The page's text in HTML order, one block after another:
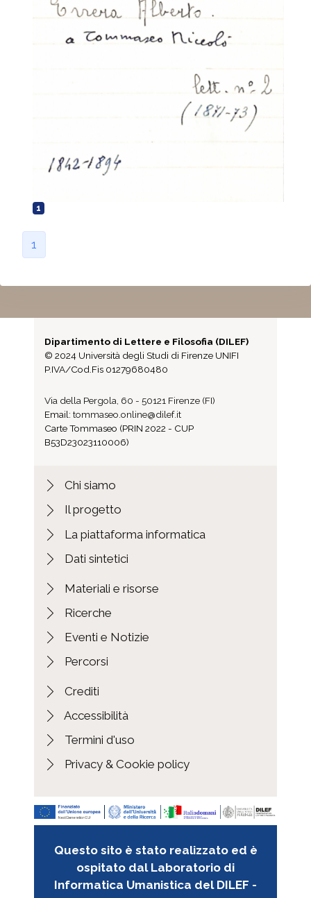
Tommaseo, Niccolò
Fascicolo Ferrari Bravo, Clotilde a
Tommaseo, Niccolò
Fascicolo Ferrari Bravo, Giovanni a
Fascicolo Ferrari Bravo, Sofia a
Niccolò
Niccolò; Tommaseo, Girolamo
Fascicolo Ferruzzi, Doimo a Tommaseo,
Niccolò
Fascicolo Fichert, Luigi a Tommaseo,
Fascicolo Fornoni, Antonio a Tommaseo,
Niccolò
Fascicolo Frari, Angelo a Tommaseo,
Fascicolo Frari, Giuseppe a Tommaseo,
Niccolò; Tommaseo, Girolamo
Fascicolo Frari, Michele a Tommaseo,
Niccolò
Tommaseo, Niccolò
Fascicolo Tommaseo, Niccolò a
Dall'Ongaro
Fascicolo Tommaseo, Niccolò a Errera,
Alberto
Paulo
Fascicolo Tommaseo, Niccolò a Ferrai,
Fascicolo Tommaseo, Niccolò a Ferrari
Bravo, Adolfo
Bravo, Andrea
Bravo, Carlotta
Fascicolo Tommaseo, Niccolò a Ferrari
Fascicolo Tommaseo, Niccolò a Ferrari,
1
1
Dipartimento di Lettere e Filosofia (DILEF)
© 2024 Università degli Studi di Firenze UNIFI
P.IVA/Cod.Fis 01279680480
Via della Pergola, 60 - 50121 Firenze (FI)
Email: tommaseo.online@dilef.it
Carte Tommaseo (PRIN 2022 - CUP
B53D23023110006)
Chi siamo
Il progetto
La piattaforma informatica
Dati sintetici
Materiali e risorse
Ricerche
Eventi e Notizie
Percorsi
Crediti
Accessibilità
Termini d'uso
Privacy & Cookie policy
Questo sito è stato realizzato ed è
ospitato dal Laboratorio di
Informatica Umanistica del DILEF -